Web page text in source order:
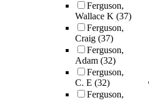
Ferguson,
Wallace K (37)
Ferguson,
Craig (37)
Ferguson,
Adam (32)
Ferguson,
C. E (32)
Ferguson,